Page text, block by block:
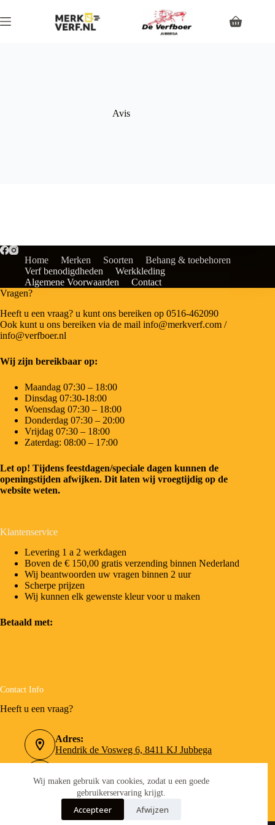
Wij maken gebruik van cookies, zodat u een goede
gebruikerservaring krijgt.
Accepteer Afwijzen
Avis
Home Merken Soorten
Behang & toebehoren
Verf benodigdheden
Werkkleding
Algemene Voorwaarden
Contact
Vragen?
Heeft u een vraag? u kunt ons bereiken op 0516-462090
Ook kunt u ons bereiken via de mail info@merkverf.com /
info@verfboer.nl
Wij zijn bereikbaar op:
Maandag 07:30 – 18:00
Dinsdag 07:30-18:00
Woensdag 07:30 – 18:00
Donderdag 07:30 – 20:00
Vrijdag 07:30 – 18:00
Zaterdag: 08:00 – 17:00
Let op! Tijdens feestdagen/speciale dagen kunnen de
openingstijden afwijken. Dit laten wij vroegtijdig op de
website weten.
Klantenservice
Levering 1 a 2 werkdagen
Boven de € 150,00 gratis verzending binnen Nederland
Wij beantwoorden uw vragen binnen 2 uur
Scherpe prijzen
Wij kunnen elk gewenste kleur voor u maken
Betaald met:
Contact Info
Heeft u een vraag?
Adres:
Hendrik de Vosweg 6, 8411 KJ Jubbega
0516-462090
Email:
info@verfboer.nl